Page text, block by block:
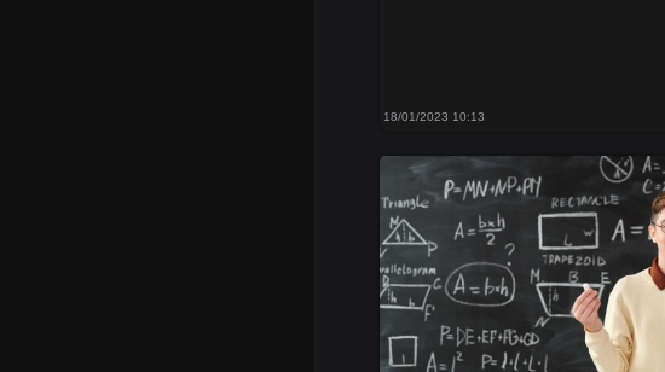
18/01/2023 10:13